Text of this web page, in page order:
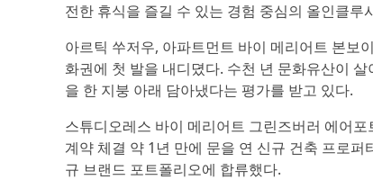
전한 휴식을 즐길 수 있는 경험 중심의 올인클루
아르틱 쑤저우, 아파트먼트 바이 메리어트 본
화권에 첫 발을 내디뎠다. 수천 년 문화유산이
을 한 지붕 아래 담아냈다는 평가를 받고 있다.
스튜디오레스 바이 메리어트 그린즈버러 에어
계약 체결 약 1년 만에 문을 연 신규 건축 프로
규 브랜드 포트폴리오에 합류했다.